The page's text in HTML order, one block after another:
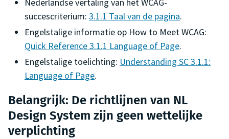
Nederlandse vertaling van het WCAG-
succescriterium: 3.1.1 Taal van de pagina.
Engelstalige informatie op How to Meet WCAG:
Quick Reference 3.1.1 Language of Page.
Engelstalige toelichting: Understanding SC 3.1.1:
Language of Page.
Belangrijk: De richtlijnen van NL
Design System zijn geen wettelijke
verplichting